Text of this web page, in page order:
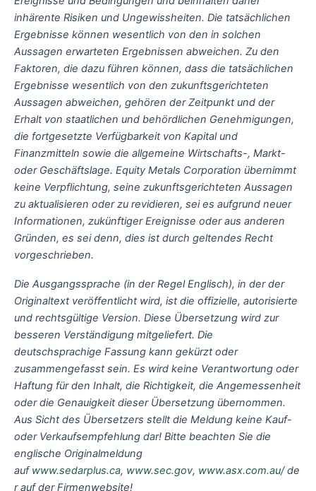
inhärente Risiken und Ungewissheiten. Die tatsächlichen
Ergebnisse können wesentlich von den in solchen
Aussagen erwarteten Ergebnissen abweichen. Zu den
Faktoren, die dazu führen können, dass die tatsächlichen
Ergebnisse wesentlich von den zukunftsgerichteten
Aussagen abweichen, gehören der Zeitpunkt und der
Erhalt von staatlichen und behördlichen Genehmigungen,
die fortgesetzte Verfügbarkeit von Kapital und
Finanzmitteln sowie die allgemeine Wirtschafts-, Markt-
oder Geschäftslage. Equity Metals Corporation übernimmt
keine Verpflichtung, seine zukunftsgerichteten Aussagen
zu aktualisieren oder zu revidieren, sei es aufgrund neuer
Informationen, zukünftiger Ereignisse oder aus anderen
Gründen, es sei denn, dies ist durch geltendes Recht
vorgeschrieben.
Die Ausgangssprache (in der Regel Englisch), in der der
Originaltext veröffentlicht wird, ist die offizielle, autorisierte
und rechtsgültige Version. Diese Übersetzung wird zur
besseren Verständigung mitgeliefert. Die
deutschsprachige Fassung kann gekürzt oder
zusammengefasst sein. Es wird keine Verantwortung oder
Haftung für den Inhalt, die Richtigkeit, die Angemessenheit
oder die Genauigkeit dieser Übersetzung übernommen.
Aus Sicht des Übersetzers stellt die Meldung keine Kauf-
oder Verkaufsempfehlung dar! Bitte beachten Sie die
englische Originalmeldung
auf www.sedarplus.ca, www.sec.gov, www.asx.com.au/de
r auf der Firmenwebsite!